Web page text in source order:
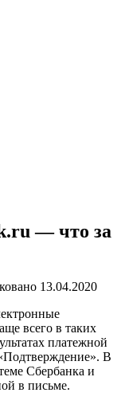
— что за
13.04.2020
всего в таких
платежной
В
Сбербанка и
в письме.